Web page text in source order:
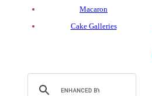
Macaron
Cake Galleries